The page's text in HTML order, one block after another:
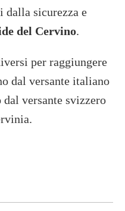
dalla sicurezza e
del Cervino.
per raggiungere
dal versante italiano
dal versante svizzero